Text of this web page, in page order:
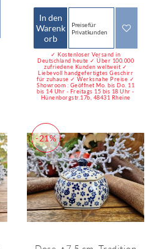
In den
Warenk
orb
Preise für
Privatkunden
✓ Kostenloser Versand in
Deutschland heute ✓ Über 100.000
zufriedene Kunden weltweit ✓
Liebevoll handgefertigtes Geschirr
für zuhause ✓ Werksnahe Preise ✓
Showroom : Geöffnet Mo. bis Do. 11
bis 14 Uhr - Freitags 15 bis 18 Uhr -
Hünenborgstr.17b, 48431 Rheine
-21%